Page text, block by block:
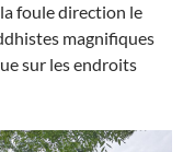
foule direction le
magnifiques
sur les endroits